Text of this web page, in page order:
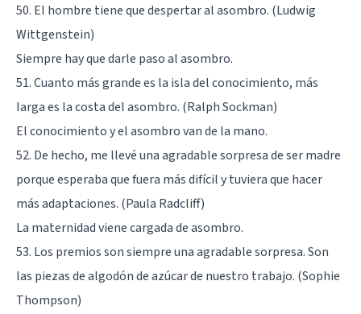
50. El hombre tiene que despertar al asombro. (Ludwig
Wittgenstein)
Siempre hay que darle paso al asombro.
51. Cuanto más grande es la isla del conocimiento, más
larga es la costa del asombro. (Ralph Sockman)
El conocimiento y el asombro van de la mano.
52. De hecho, me llevé una agradable sorpresa de ser madre
porque esperaba que fuera más difícil y tuviera que hacer
más adaptaciones. (Paula Radcliff)
La maternidad viene cargada de asombro.
53. Los premios son siempre una agradable sorpresa. Son
las piezas de algodón de azúcar de nuestro trabajo. (Sophie
Thompson)